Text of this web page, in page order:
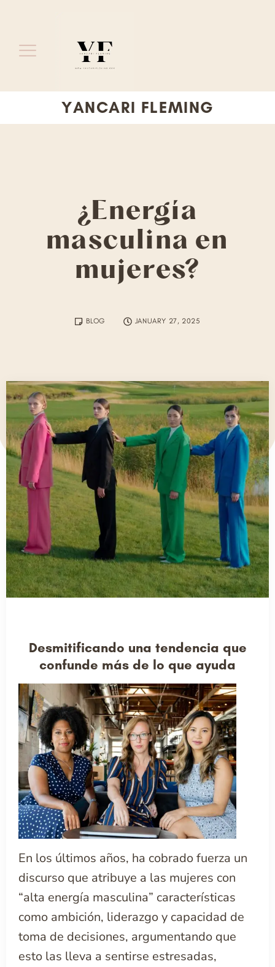
YANCARI FLEMING
¿Energía
masculina en
mujeres?
BLOG JANUARY 27, 2025
Desmitificando una tendencia que
confunde más de lo que ayuda
En los últimos años, ha cobrado fuerza un
discurso que atribuye a las mujeres con
“alta energía masculina” características
como ambición, liderazgo y capacidad de
toma de decisiones, argumentando que
esto las lleva a sentirse estresadas,